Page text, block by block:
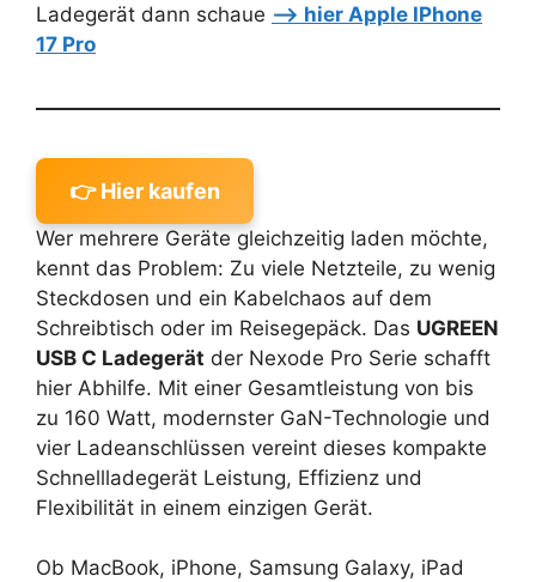
Ladegerät dann schaue –> hier Apple IPhone
17 Pro
👉 Hier kaufen
Wer mehrere Geräte gleichzeitig laden möchte,
kennt das Problem: Zu viele Netzteile, zu wenig
Steckdosen und ein Kabelchaos auf dem
Schreibtisch oder im Reisegepäck. Das UGREEN
USB C Ladegerät der Nexode Pro Serie schafft
hier Abhilfe. Mit einer Gesamtleistung von bis
zu 160 Watt, modernster GaN-Technologie und
vier Ladeanschlüssen vereint dieses kompakte
Schnellladegerät Leistung, Effizienz und
Flexibilität in einem einzigen Gerät.
Ob MacBook, iPhone, Samsung Galaxy, iPad